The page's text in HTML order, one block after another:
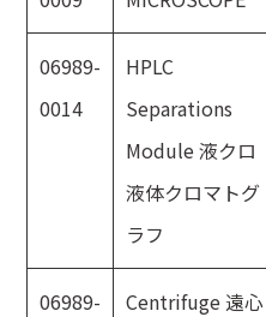
06989-
0014
HPLC
Separations
Module 液クロ
液体クロマトグ
ラフ
06989-
Centrifuge 遠心